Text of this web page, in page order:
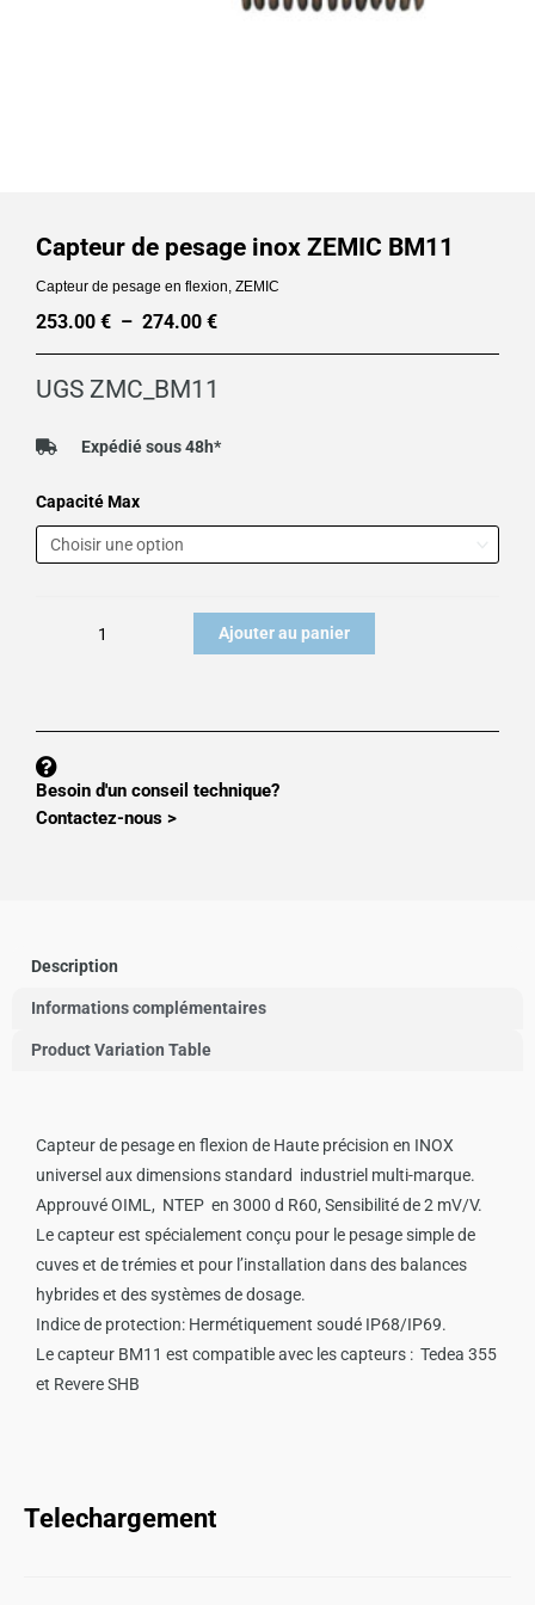
Capteur de pesage inox ZEMIC BM11
Capteur de pesage en flexion, ZEMIC
253.00 € – 274.00 €
Plage
253.00 €
UGS ZMC_BM11
Expédié sous 48h*
Capacité Max
quantité
de
Capteur
Ajouter au panier
Besoin d'un conseil technique?
Contactez-nous >
Description
Informations complémentaires
Product Variation Table
Capteur de pesage en flexion de Haute précision en INOX
universel aux dimensions standard industriel multi-marque.
Approuvé OIML, NTEP en 3000 d R60, Sensibilité de 2 mV/V.
Le capteur est spécialement conçu pour le pesage simple de
cuves et de trémies et pour l’installation dans des balances
hybrides et des systèmes de dosage.
Indice de protection: Hermétiquement soudé IP68/IP69.
Le capteur BM11 est compatible avec les capteurs : Tedea 355
et Revere SHB
Telechargement